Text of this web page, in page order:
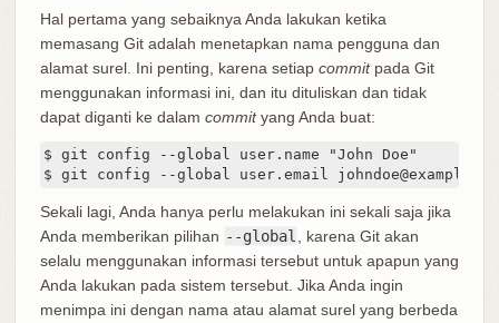
Hal pertama yang sebaiknya Anda lakukan ketika
memasang Git adalah menetapkan nama pengguna dan
alamat surel. Ini penting, karena setiap commitpada Git
menggunakan informasi ini, dan itu dituliskan dan tidak
dapat diganti ke dalam commityang Anda buat:
$ git config --global user.name "John Doe"
$ git config --global user.email
Sekali lagi, Anda hanya perlu melakukan ini sekali saja jika
Anda memberikan pilihan --global
, karena Git akan
selalu menggunakan informasi tersebut untuk apapun yang
Anda lakukan pada sistem tersebut. Jika Anda ingin
menimpa ini dengan nama atau alamat surel yang berbeda